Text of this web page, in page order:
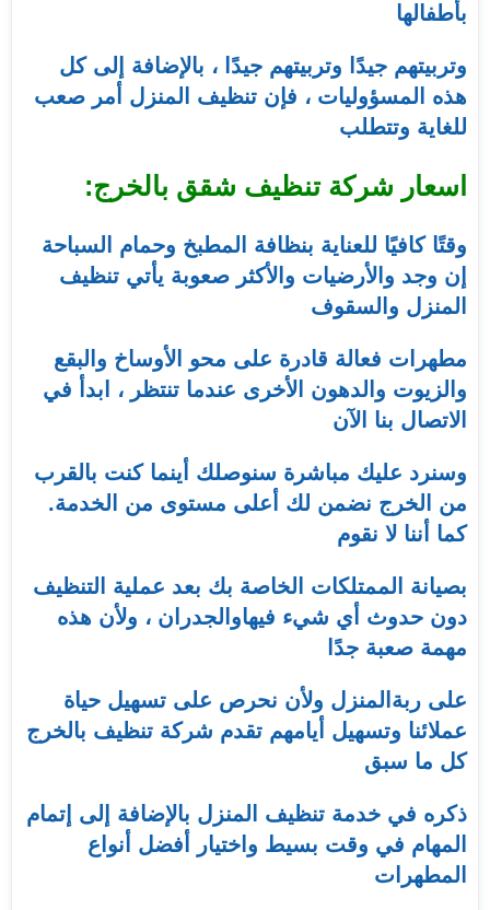
بأطفالها
وتربيتهم جيدًا وتربيتهم جيدًا ، بالإضافة إلى كل
هذه المسؤوليات ، فإن تنظيف المنزل أمر صعب
للغاية وتتطلب
اسعار شركة تنظيف شقق بالخرج:
وقتًا كافيًا للعناية بنظافة المطبخ وحمام السباحة
إن وجد والأرضيات والأكثر صعوبة يأتي تنظيف
المنزل والسقوف
مطهرات فعالة قادرة على محو الأوساخ والبقع
والزيوت والدهون الأخرى عندما تنتظر ، ابدأ في
الاتصال بنا الآن
وسنرد عليك مباشرة سنوصلك أينما كنت بالقرب
من الخرج نضمن لك أعلى مستوى من الخدمة.
كما أننا لا نقوم
بصيانة الممتلكات الخاصة بك بعد عملية التنظيف
دون حدوث أي شيء فيهاوالجدران ، ولأن هذه
مهمة صعبة جدًا
على ربةالمنزل ولأن نحرص على تسهيل حياة
عملائنا وتسهيل أيامهم تقدم شركة تنظيف بالخرج
كل ما سبق
ذكره في خدمة تنظيف المنزل بالإضافة إلى إتمام
المهام في وقت بسيط واختيار أفضل أنواع
المطهرات